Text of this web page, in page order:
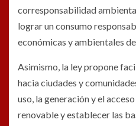
corresponsabilidad
lograr un consumo
económicas y ambientales
Asimismo, la ley propone
hacia ciudades y
uso, la generación y el
renovable y establecer las